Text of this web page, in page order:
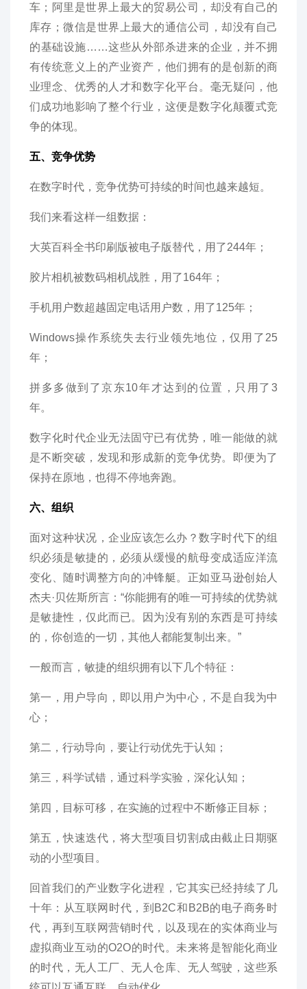
车；阿里是世界上最大的贸易公司，却没有自己的
库存；微信是世界上最大的通信公司，却没有自己
的基础设施……这些从外部杀进来的企业，并不拥
有传统意义上的产业资产，他们拥有的是创新的商
业理念、优秀的人才和数字化平台。毫无疑问，他
们成功地影响了整个行业，这便是数字化颠覆式竞
争的体现。
五、竞争优势
在数字时代，竞争优势可持续的时间也越来越短。
我们来看这样一组数据：
大英百科全书印刷版被电子版替代，用了244年；
胶片相机被数码相机战胜，用了164年；
手机用户数超越固定电话用户数，用了125年；
Windows操作系统失去行业领先地位，仅用了25
年；
拼多多做到了京东10年才达到的位置，只用了3
年。
数字化时代企业无法固守已有优势，唯一能做的就
是不断突破，发现和形成新的竞争优势。即便为了
保持在原地，也得不停地奔跑。
六、组织
面对这种状况，企业应该怎么办？数字时代下的组
织必须是敏捷的，必须从缓慢的航母变成适应洋流
变化、随时调整方向的冲锋艇。正如亚马逊创始人
杰夫·贝佐斯所言：“你能拥有的唯一可持续的优势就
是敏捷性，仅此而已。因为没有别的东西是可持续
的，你创造的一切，其他人都能复制出来。”
一般而言，敏捷的组织拥有以下几个特征：
第一，用户导向，即以用户为中心，不是自我为中
心；
第二，行动导向，要让行动优先于认知；
第三，科学试错，通过科学实验，深化认知；
第四，目标可移，在实施的过程中不断修正目标；
第五，快速迭代，将大型项目切割成由截止日期驱
动的小型项目。
回首我们的产业数字化进程，它其实已经持续了几
十年：从互联网时代，到B2C和B2B的电子商务时
代，再到互联网营销时代，以及现在的实体商业与
虚拟商业互动的O2O的时代。未来将是智能化商业
的时代，无人工厂、无人仓库、无人驾驶，这些系